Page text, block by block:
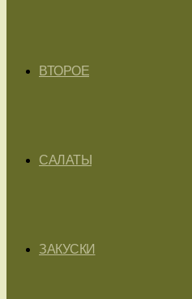
ВТОРОЕ
САЛАТЫ
ЗАКУСКИ